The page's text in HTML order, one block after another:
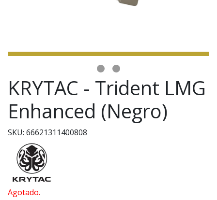
KRYTAC - Trident LMG
Enhanced (Negro)
SKU: 66621311400808
Agotado.